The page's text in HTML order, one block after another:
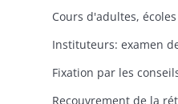
Cours d'adultes,
Recouvrement de la